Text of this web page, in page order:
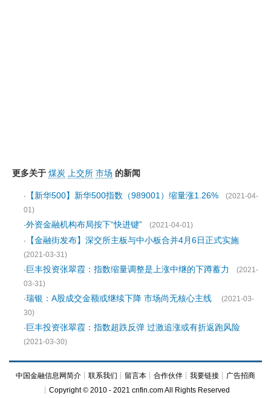
更多关于 煤炭 上交所 市场 的新闻
· 【新华500】新华500指数（989001）缩量涨1.26%
(2021-04-
01)
·外资金融机构布局按下“快进键”
(2021-04-01)
·
【金融街发布】深交所主板与中小板合并4月6日正式实施
(2021-03-31)
·巨丰投资张翠霞：指数缩量调整是上涨中继的下蹲蓄力
(2021-
03-31)
·瑞银：A股成交金额或继续下降 市场尚无核心主线
(2021-03-
30)
·巨丰投资张翠霞：指数超跌反弹 过激追涨或有折返跑风险
(2021-03-30)
中国金融信息网简介 ┊ 联系我们 ┊ 留言本 ┊ 合作伙伴 ┊ 我要链接 ┊ 广告招商
┊Copyright © 2010 - 2021 cnfin.com All Rights Reserved